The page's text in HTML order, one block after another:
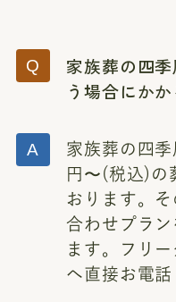
家族葬の四
う場合にか
家族葬の四
円〜(税込)の
おります。
合わせプラ
ます。フリ
へ直接お電話